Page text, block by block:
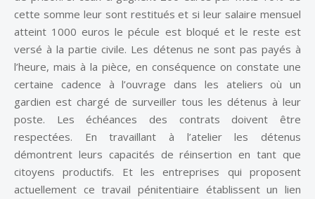
cette somme leur sont restitués et si leur salaire mensuel
atteint 1000 euros le pécule est bloqué et le reste est
versé à la partie civile. Les détenus ne sont pas payés à
l’heure, mais à la pièce, en conséquence on constate une
certaine cadence à l’ouvrage dans les ateliers où un
gardien est chargé de surveiller tous les détenus à leur
poste. Les échéances des contrats doivent être
respectées. En travaillant à l’atelier les détenus
démontrent leurs capacités de réinsertion en tant que
citoyens productifs. Et les entreprises qui proposent
actuellement ce travail pénitentiaire établissent un lien